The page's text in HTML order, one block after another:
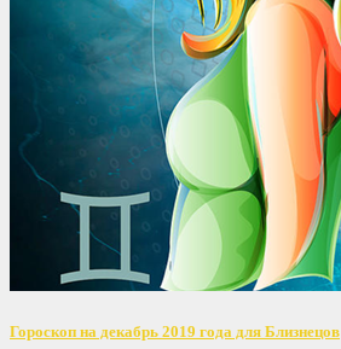
Гороскоп на декабрь 2019 года для Близнецов